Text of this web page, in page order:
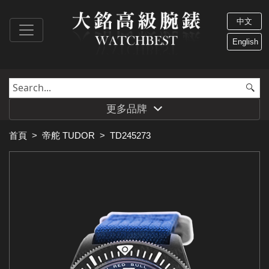
中文
English
更多品牌
首頁 > 帝舵 TUDOR > TD245273